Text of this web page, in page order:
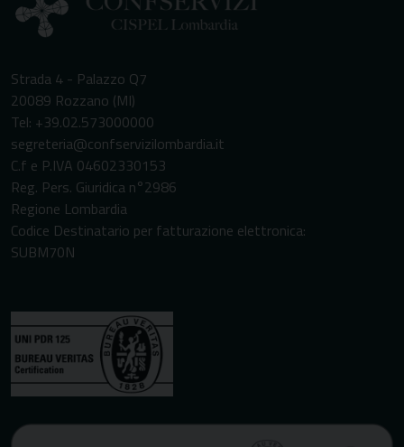
Strada 4 - Palazzo Q7
20089 Rozzano (MI)
Tel: +39.02.573000000
segreteria@confservizilombardia.it
C.f e P.IVA 04602330153
Reg. Pers. Giuridica n°2986
Regione Lombardia
Codice Destinatario per fatturazione elettronica:
SUBM70N